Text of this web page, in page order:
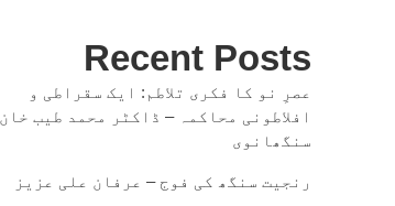
Recent Posts
عصرِ نو کا فکری تلاطم: ایک سقراطی و
افلاطونی محاکمہ – ڈاکٹر محمد طیب خان
سنگھانوی
رنجیت سنگھ کی فوج – عرفان علی عزیز